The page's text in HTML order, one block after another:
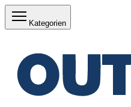
Kategorien